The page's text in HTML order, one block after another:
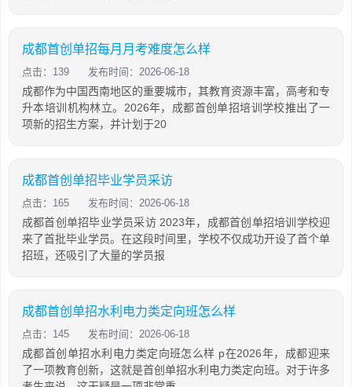
成都首创单招每月月考难度怎么样
点击：139 发布时间：2026-06-18
成都作为中国西南地区的重要城市，其教育资源丰富，高考和专
升本培训机构林立。2026年，成都首创单招培训学校推出了一
项新的招生方案，并计划于20
成都首创单招毕业学员采访
点击：165 发布时间：2026-06-18
成都首创单招毕业学员采访 2023年，成都首创单招培训学校迎
来了首批毕业学员。在这段时间里，学校不仅成功开设了首个单
招班，还吸引了大量的学员报
成都首创单招水利电力类定向班怎么样
点击：145 发布时间：2026-06-18
成都首创单招水利电力类定向班怎么样 p在2026年，成都迎来
了一项教育创新，这就是首创单招水利电力类定向班。对于许多